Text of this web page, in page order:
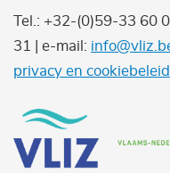
Tel.: +32-(0)59-33 60
31 | e-mail:
privacy en cookiebeleid